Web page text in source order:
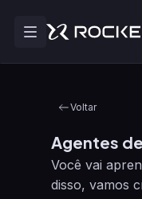
Voltar
Agentes
Você vai
disso, vamos